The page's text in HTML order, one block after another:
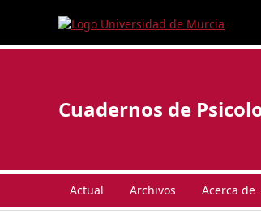
Cuadernos de
Actual Archivos Acerca de